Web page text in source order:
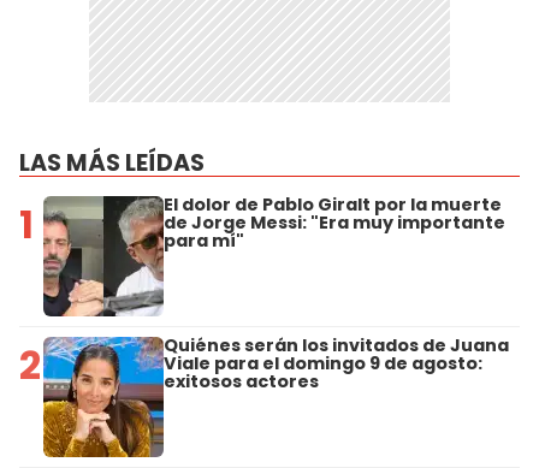
LAS MÁS LEÍDAS
1 El dolor de Pablo Giralt por la muerte
de Jorge Messi: "Era muy importante
para mí"
2 Quiénes serán los invitados de Juana
Viale para el domingo 9 de agosto:
exitosos actores